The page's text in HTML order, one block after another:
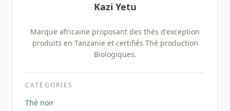
Kazi Yetu
Marque africaine proposant des thés d'exception
produits en Tanzanie et certifiés Thé production
Biologiques.
CATÉGORIES
Thé noir